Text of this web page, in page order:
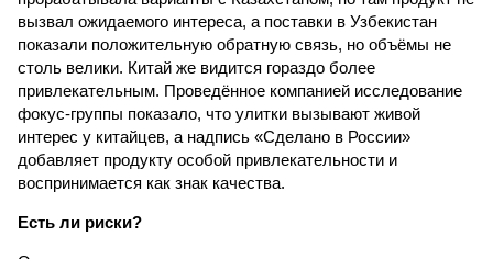
вызвал ожидаемого интереса, а поставки в Узбекистан
показали положительную обратную связь, но объёмы не
столь велики. Китай же видится гораздо более
привлекательным. Проведённое компанией исследование
фокус-группы показало, что улитки вызывают живой
интерес у китайцев, а надпись «Сделано в России»
добавляет продукту особой привлекательности и
воспринимается как знак качества.
Есть ли риски?